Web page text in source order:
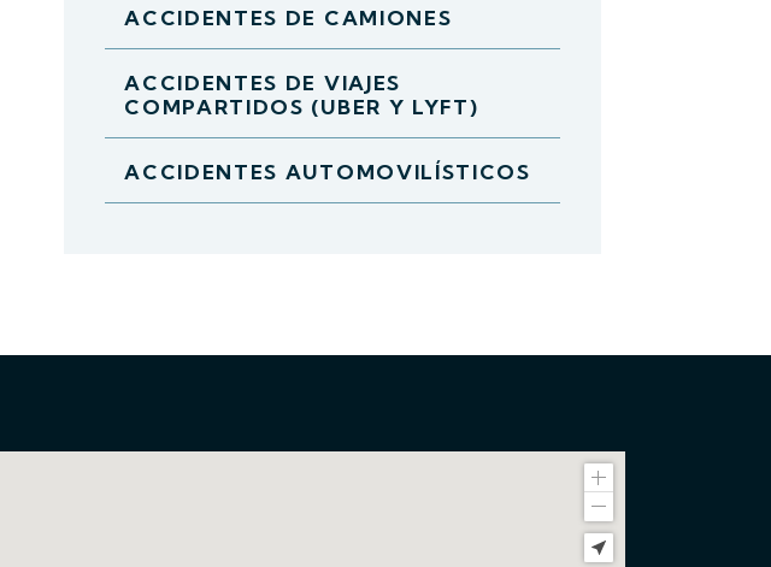
ACCIDENTES DE CAMIONES
ACCIDENTES DE VIAJES
COMPARTIDOS (UBER Y LYFT)
ACCIDENTES AUTOMOVILÍSTICOS